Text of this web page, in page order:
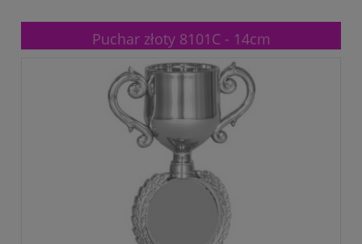
Puchar złoty 8101C - 14cm